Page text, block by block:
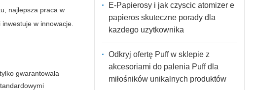
najlepsza praca w
w innowacje.
gwarantowała
E-Papierosy i jak czyscic atomizer e
papieros skuteczne porady dla
kazdego uzytkownika
Odkryj ofertę Puff w sklepie z
akcesoriami do palenia Puff dla
miłośników unikalnych produktów